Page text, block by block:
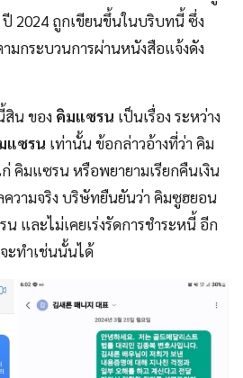
2024 ถูกเขียนขึ้นในบริบทนี้ ซึ่ง
มกระบวนการผ่านหนังสือแจ้งดัง
น ของ คิมแซรน เป็นเรื่อง ระหว่าง
แซรน เท่านั้น ข้อกล่าวอ้างที่ว่า คิม
คิมแซรน หรือพยายามเรียกคืนเงิน
วามจริง บริษัทยืนยันว่า คิมซูฮยอน
และไม่เคยเร่งรัดการชำระหนี้ อีก
ะทำเช่นนั้นได้